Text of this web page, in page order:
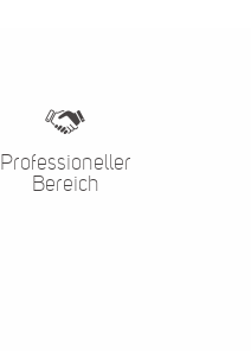
Professioneller
Bereich